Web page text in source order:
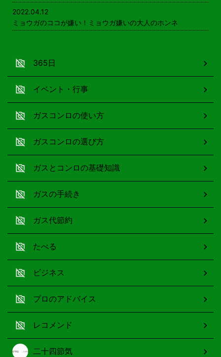
2022.04.12
ミョウガのココが嫌い！ミョウガ嫌いの大人のホンネ
365日
イベント・行事
ガスコンロの使い方
ガスコンロの選び方
ガスとコンロの基礎知識
ガスの手続き
ガス代節約
たべる
ビジネス
プロのアドバイス
レコメンド
二十四節気